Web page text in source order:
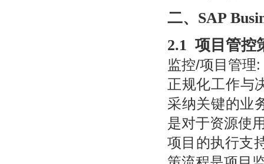
二、SAP
2.1 项目管控
监控/项目管理:
正规化工作与
采纳关键的业
是对于资源使
项目的执行支